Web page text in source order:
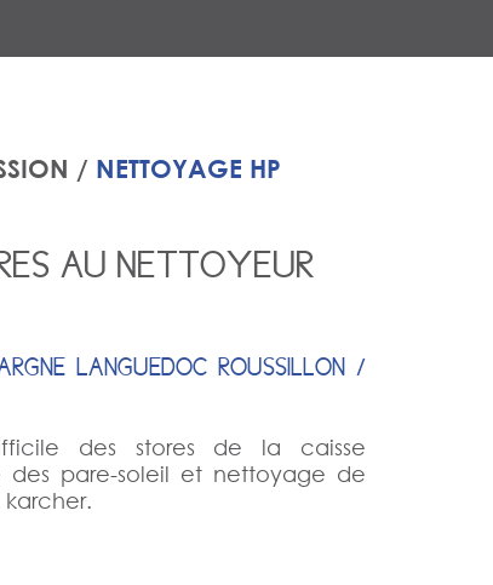
/ NETTOYAGE HP
AU NETTOYEUR
LANGUEDOC ROUSSILLON /
des stores de la caisse
des pare-soleil et nettoyage de